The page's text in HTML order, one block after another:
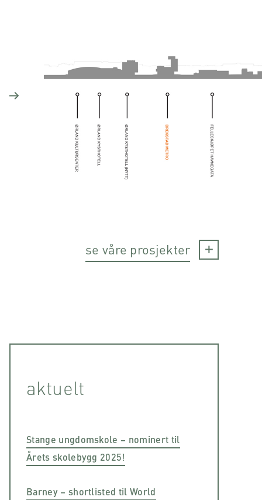
se våre prosjekter
aktuelt
Stange ungdomskole – nominert til
Årets skolebygg 2025!
Barney – shortlisted til World